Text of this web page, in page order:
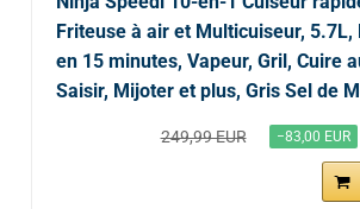
Friteuse à air et Multicuiseur, 5.7L,
en 15 minutes, Vapeur, Gril, Cuire
Saisir, Mijoter et plus, Gris Sel de
249,99 EUR −83,00 EUR